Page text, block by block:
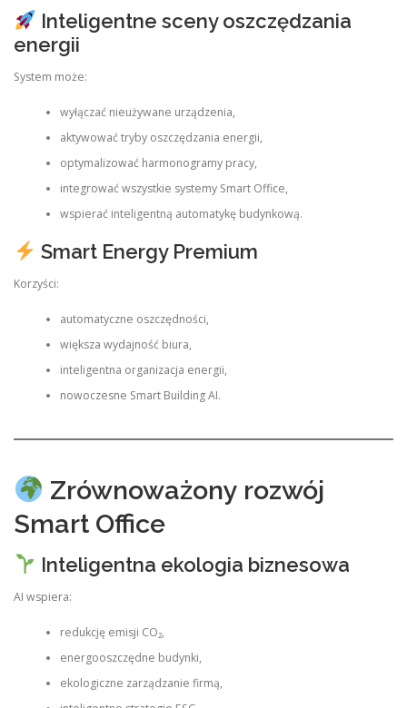
Inteligentne sceny oszczędzania
energii
System może:
wyłączać nieużywane urządzenia,
aktywować tryby oszczędzania energii,
optymalizować harmonogramy pracy,
integrować wszystkie systemy Smart Office,
wspierać inteligentną automatykę budynkową.
Smart Energy Premium
Korzyści:
automatyczne oszczędności,
większa wydajność biura,
inteligentna organizacja energii,
nowoczesne Smart Building AI.
Zrównoważony rozwój
Smart Office
Inteligentna ekologia biznesowa
AI wspiera:
redukcję emisji CO₂,
energooszczędne budynki,
ekologiczne zarządzanie firmą,